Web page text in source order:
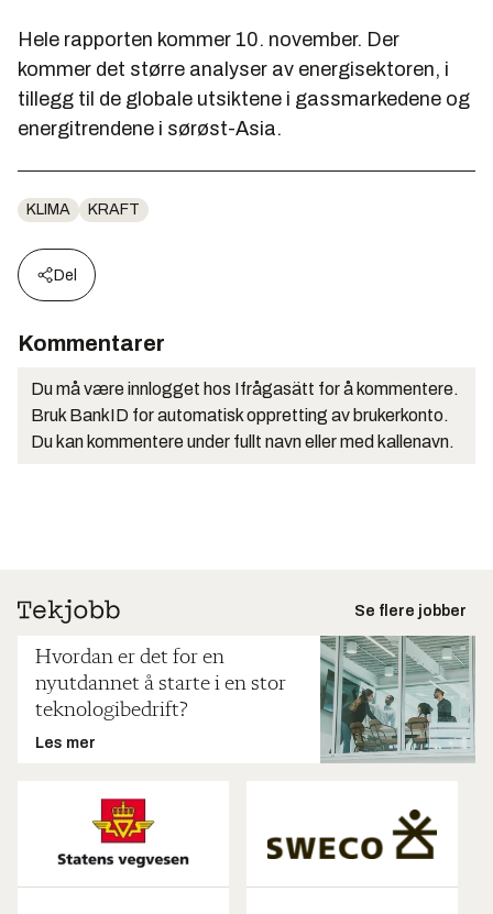
Hele rapporten kommer 10. november. Der
kommer det større analyser av energisektoren, i
tillegg til de globale utsiktene i gassmarkedene og
energitrendene i sørøst-Asia.
KLIMA KRAFT
Del
Kommentarer
Du må være innlogget hos Ifrågasätt for å kommentere.
Bruk BankID for automatisk oppretting av brukerkonto.
Du kan kommentere under fullt navn eller med kallenavn.
Se flere jobber
Hvordan er det for en
nyutdannet å starte i en stor
teknologibedrift?
Les mer